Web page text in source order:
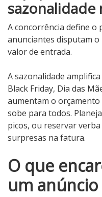
sazonalidade
A concorrência define o
anunciantes disputam
valor de entrada.
A sazonalidade
Black Friday, Dia das
aumentam o
sobe para todos.
picos, ou reservar
surpresas na fatura.
O que
um anúncio